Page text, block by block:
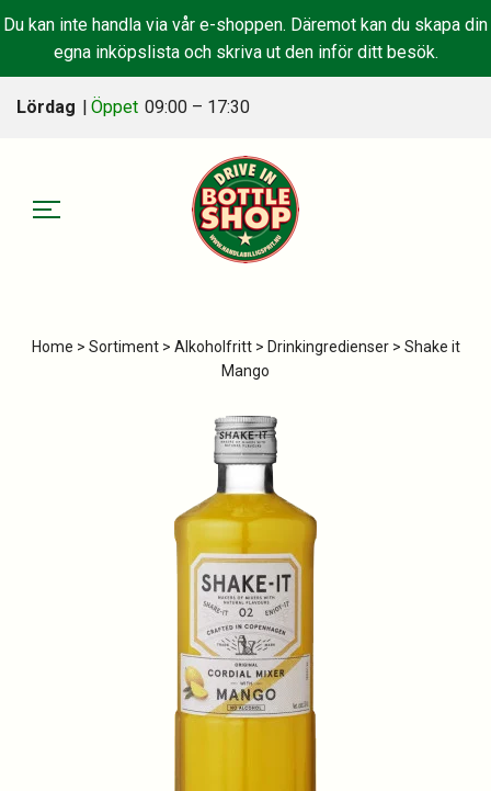
Du kan inte handla via vår e-shoppen. Däremot kan du skapa din
egna inköpslista och skriva ut den inför ditt besök.
Lördag | Öppet 09:00 – 17:30
Home > Sortiment> Alkoholfritt> Drinkingredienser> Shake it
Mango